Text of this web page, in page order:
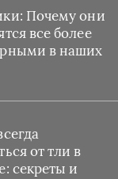
Почему они
все более
в наших
от тли в
секреты и